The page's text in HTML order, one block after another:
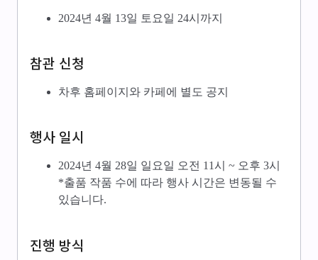
2024년 4월 13일 토요일 24시까지
참관 신청
차후 홈페이지와 카페에 별도 공지
행사 일시
2024년 4월 28일 일요일 오전 11시 ~ 오후 3시
*출품 작품 수에 따라 행사 시간은 변동될 수
있습니다.
진행 방식